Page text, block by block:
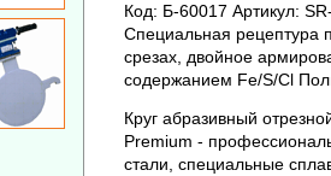
Код: Б-60017 Артикул:
Специальная рецептура
срезах, двойное
содержанием Fe/S/Cl
Круг абразивный
Premium -
стали, специальные